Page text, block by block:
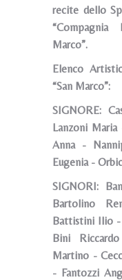
recite dello
Marco”.
Elenco
“San Marco”:
SIGNORE:
Lanzoni
Anna -
Eugenia -
SIGNORI:
Bartolino
Battistini Ilio -
Bini
Martino -
- Fantozzi